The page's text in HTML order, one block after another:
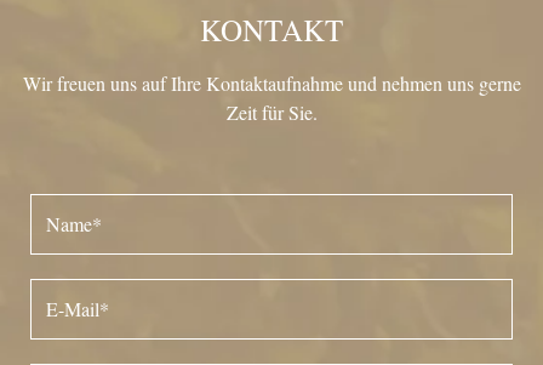
KONTAKT
Wir freuen uns auf Ihre Kontaktaufnahme und nehmen uns gerne
Zeit für Sie.